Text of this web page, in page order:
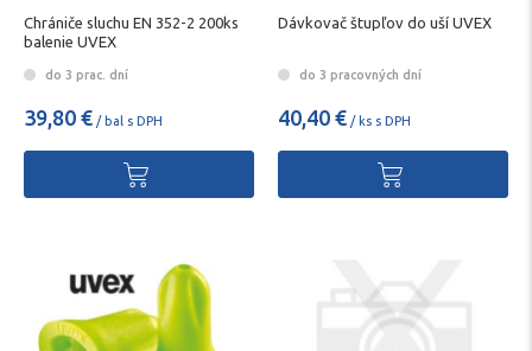
Chrániče sluchu EN 352-2 200ks
balenie UVEX
do 3 prac. dní
39,80 € / bal s DPH
Dávkovač štupľov do uší UVEX
do 3 pracovných dní
40,40 € / ks s DPH